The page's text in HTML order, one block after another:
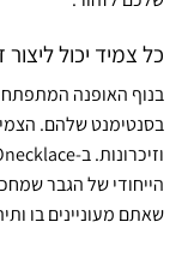
כל צמיד יכול ליצור
בנוף האופנה
בסנטימנט שלהם.
הייחודי של הגבר
שאתם מעוניינים בו